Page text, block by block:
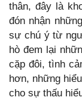
thân, đây là
đón nhận
sự chú ý từ
hò đem lại
cặp đôi, tình
hơn, những
cho sự thấu